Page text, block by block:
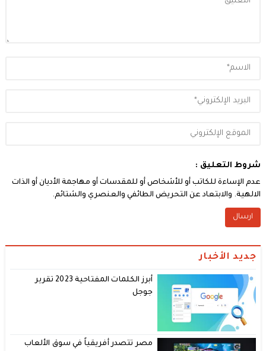
شروط التعليق :
عدم الإساءة للكاتب أو للأشخاص أو للمقدسات أو مهاجمة الأديان أو الذات
الالهية. والابتعاد عن التحريض الطائفي والعنصري والشتائم.
جديد الأخبار
أبرز الكلمات المفتاحية 2023 تقرير
جوجل
مصر تتصدر أفريقياً في سوق الألعاب